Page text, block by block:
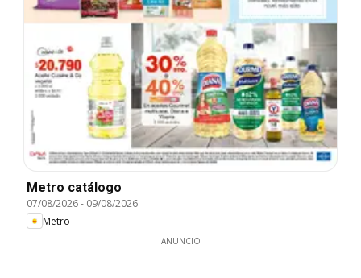
Metro catálogo
07/08/2026- 09/08/2026
Metro
ANUNCIO